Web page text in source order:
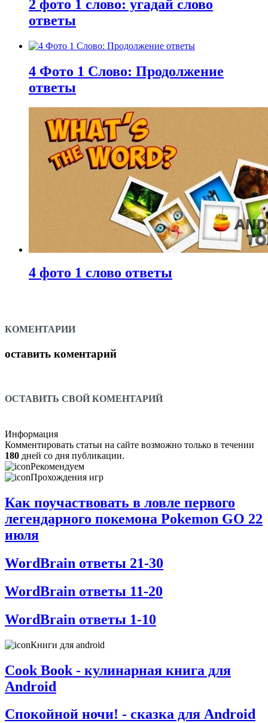
2 фото 1 слово: угадай слово
ответы
4 Фото 1 Слово: Продолжение
ответы
4 фото 1 слово ответы
КОМЕНТАРИИ
оставить коментарий
ОСТАВИТЬ СВОЙ КОМЕНТАРИЙ
Информация
Комментировать статьи на сайте возможно только в течении
180 дней со дня публикации.
Рекомендуем
Прохождения игр
Как поучаствовать в ловле первого
легендарного покемона Pokemon GO 22
июля
WordBrain ответы 21-30
WordBrain ответы 11-20
WordBrain ответы 1-10
Книги для android
Cook Book - кулинарная книга для
Android
Спокойной ночи! - сказка для Android